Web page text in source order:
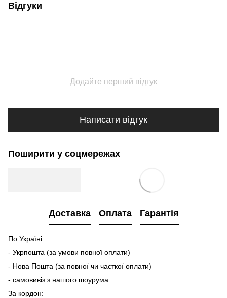
Відгуки
Додайте перший відгук
Написати відгук
Поширити у соцмережах
Доставка Оплата Гарантія
По Україні:
- Укрпошта (за умови повної оплати)
- Нова Пошта (за повної чи часткої оплати)
- самовивіз з нашого шоурума
За кордон: